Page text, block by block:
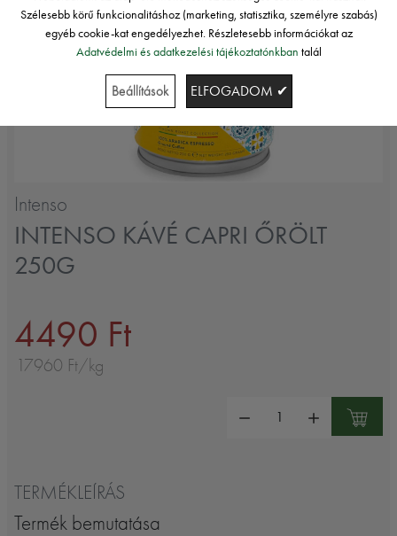
Intenso
INTENSO KÁVÉ CAPRI ŐRÖLT
250G
4490 Ft
17960 Ft/kg
TERMÉKLEÍRÁS
Termék bemutatása
Szélesebb körű funkcionalitáshoz (marketing, statisztika, személyre szabás)
egyéb cookie-kat engedélyezhet. Részletesebb információkat az
Adatvédelmi és adatkezelési tájékoztatónkban talál
Beállítások ELFOGADOM ✔